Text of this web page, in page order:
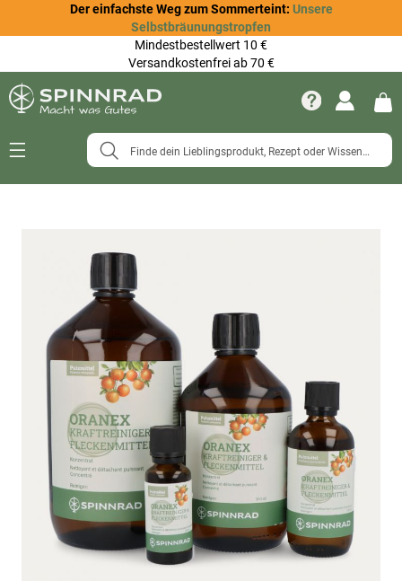
Der einfachste Weg zum Sommerteint: Unsere
Selbstbräunungstropfen
Mindestbestellwert 10 €
Versandkostenfrei ab 70 €
Navigation